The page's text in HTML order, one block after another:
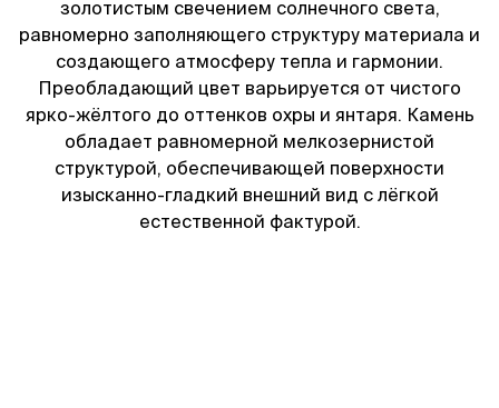
золотистым свечением солнечного света,
равномерно заполняющего структуру материала и
создающего атмосферу тепла и гармонии.
Преобладающий цвет варьируется от чистого
ярко-жёлтого до оттенков охры и янтаря. Камень
обладает равномерной мелкозернистой
структурой, обеспечивающей поверхности
изысканно-гладкий внешний вид с лёгкой
естественной фактурой.